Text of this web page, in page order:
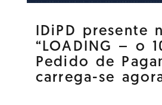
IDiPD presente
“LOADING – o
Pedido de
carrega-se